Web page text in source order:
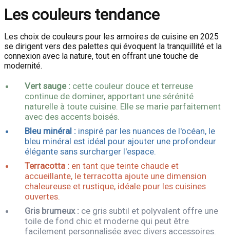
Les couleurs tendance
Les choix de couleurs pour les armoires de cuisine en 2025
se dirigent vers des palettes qui évoquent la tranquillité et la
connexion avec la nature, tout en offrant une touche de
modernité.
Vert sauge : cette couleur douce et terreuse
continue de dominer, apportant une sérénité
naturelle à toute cuisine. Elle se marie parfaitement
avec des accents boisés.
Bleu minéral : inspiré par les nuances de l'océan, le
bleu minéral est idéal pour ajouter une profondeur
élégante sans surcharger l'espace.
Terracotta : en tant que teinte chaude et
accueillante, le terracotta ajoute une dimension
chaleureuse et rustique, idéale pour les cuisines
ouvertes.
Gris brumeux : ce gris subtil et polyvalent offre une
toile de fond chic et moderne qui peut être
facilement personnalisée avec divers accessoires.